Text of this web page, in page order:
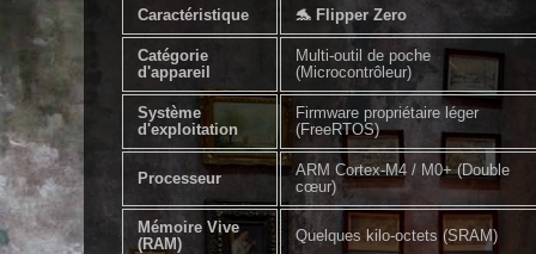
Caractéristique 🐬 Flipper Zero
Catégorie
d'appareil
Multi-outil de poche
(Microcontrôleur)
Système
d'exploitation
Firmware propriétaire léger
(FreeRTOS)
Processeur
ARM Cortex-M4 / M0+ (Double
cœur)
Mémoire Vive
(RAM)
Quelques kilo-octets (SRAM)